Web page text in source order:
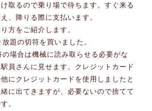
取るので乗り場で待ちます。すぐ来る
、降りる際に支払います。
方をご紹介します。
題の切符を買いました。
場合は機械に読み取らせる必要がな
員さんに見せます。クレジットカード
にクレジットカードを使用しましたと
に出てきますが、必要ないので捨てて
。